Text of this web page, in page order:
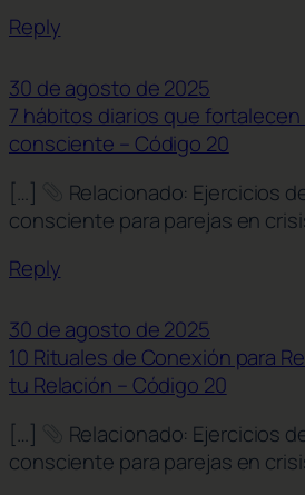
Reply
30 de agosto de 2025
7 hábitos diarios que
consciente – Código 20
[…]
Relacionado: Ejercicios
consciente para parejas en
Reply
30 de agosto de 2025
10 Rituales de Conexión para
tu Relación – Código 20
[…]
Relacionado: Ejercicios
consciente para parejas en